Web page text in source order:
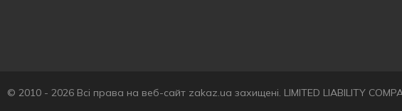
© 2010 - 2026 Всі права на веб-сайт zakaz.ua захищені. LIMITED LIABILITY